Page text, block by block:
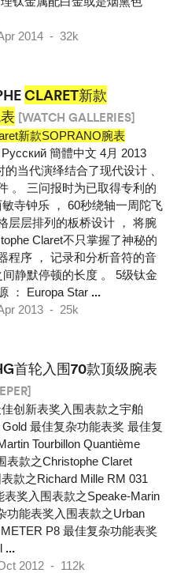
2014 - 32k
CLARET新款
[WATCH GALLERIES]
新款SOPRANO腕表
簡體中文 4月 2013
当代演绎结合了现代设计 、
。 三问报时为已取得专利的
寺钟乐 ， 60秒绕轴一周陀飞
层层排列的板桥设计 ， 将腕
Claret不只掌握了神秘的
程序 ， 记录和分析音符的音
静默停顿的长度 。 5级钛金
： Europa Star ...
2013 - 25k
首轮入围70款顶级腕表
创新表奖入围表款之宇舶
最佳复杂功能表奖 最佳复
Tourbillon Quantième
表款之Christophe Claret
款之Richard Mille RM 031
奖入围表款之Speake-Marin
功能表奖入围表款之Urban
P8 最佳复杂功能表奖
...
2012 - 112k